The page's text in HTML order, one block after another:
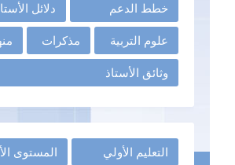
خطط الدعم دلائل
علوم التربية مذكرات
وثائق الأستاذ
التعليم الأولي المستوى